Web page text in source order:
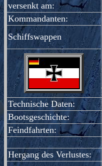
versenkt am:
Kommandanten:
Schiffswappen
Technische Daten:
Bootsgeschichte:
Feindfahrten:
Hergang des Verlustes: